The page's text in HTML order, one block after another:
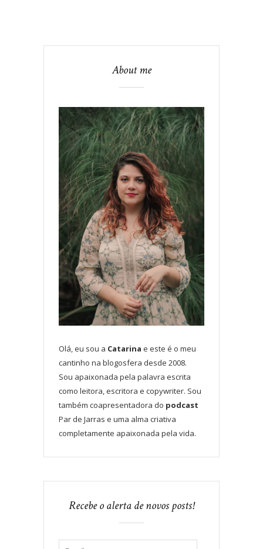
About me
Olá, eu sou a Catarina e este é o meu
cantinho na blogosfera desde 2008.
Sou apaixonada pela palavra escrita
como leitora, escritora e copywriter. Sou
também coapresentadora do podcast
Par de Jarras e uma alma criativa
completamente apaixonada pela vida.
Recebe o alerta de novos posts!